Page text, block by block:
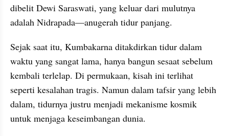
dibelit Dewi Saraswati, yang keluar dari mulutnya
adalah Nidrapada—anugerah tidur panjang.
Sejak saat itu, Kumbakarna ditakdirkan tidur dalam
waktu yang sangat lama, hanya bangun sesaat sebelum
kembali terlelap. Di permukaan, kisah ini terlihat
seperti kesalahan tragis. Namun dalam tafsir yang lebih
dalam, tidurnya justru menjadi mekanisme kosmik
untuk menjaga keseimbangan dunia.